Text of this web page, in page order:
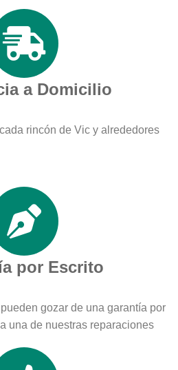
a Domicilio
rincón de Vic y alrededores
por Escrito
gozar de una garantía por
una de nuestras reparaciones